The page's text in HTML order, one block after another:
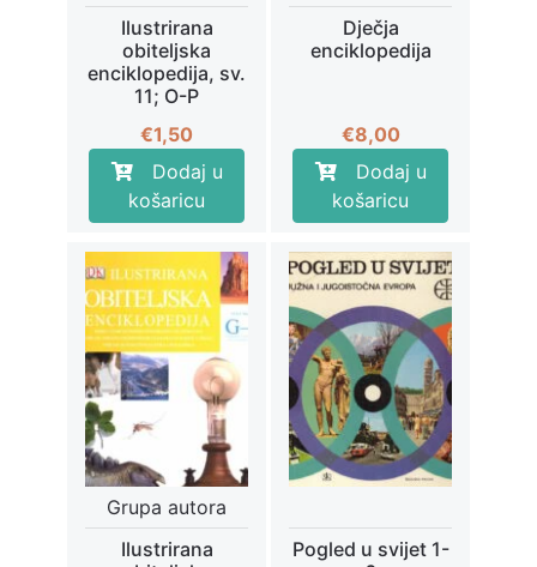
Ilustrirana
obiteljska
enciklopedija, sv.
11; O-P
€1,50
Dodaj u
košaricu
Dječja
enciklopedija
€8,00
Dodaj u
košaricu
Grupa autora
Ilustrirana
Pogled u svijet 1-